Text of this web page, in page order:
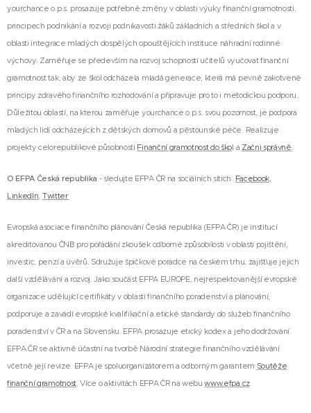
yourchance o.p.s. prosazuje potřebné změny v oblasti výuky finanční gramotnosti,
principech podnikání a rozvoji podnikavosti žáků základních a středních škol a v
oblasti integrace mladých dospělých opouštějících instituce náhradní rodinné
výchovy. Zaměřuje se především na rozvoj schopností učitelů vyučovat finanční
gramotnost tak, aby ze škol odcházela mladá generace, která má pevně zakotvené
principy zdravého finančního rozhodování a připravuje pro to i metodickou podporu.
Důležitou oblastí, na kterou zaměřuje yourchance o.p.s. svou pozornost, je podpora
mladých lidí odcházejících z dětských domovů a pěstounské péče. Realizuje
projekty celorepublikové působnosti Finanční gramotnost do škol a Začni správně.
O EFPA Česká republika - sledujte EFPA ČR na sociálních sítích: Facebook,
LinkedIn, Twitter
Evropská asociace finančního plánování Česká republika (EFPA ČR) je institucí
akreditovanou ČNB pro pořádání zkoušek odborné způsobilosti v oblasti pojištění,
investic, penzí a úvěrů. Sdružuje špičkové poradce na českém trhu, zajišťuje jejich
další vzdělávání a rozvoj. Jako součást EFPA EUROPE, nejrespektovanější evropské
organizace udělující certifikáty v oblasti finančního poradenství a plánování,
podporuje a zavádí evropské kvalifikační a etické standardy do služeb finančního
poradenství v ČR a na Slovensku. EFPA prosazuje etický kodex a jeho dodržování.
EFPA ČR se aktivně účastní na tvorbě Národní strategie finančního vzdělávání
včetně její revize. EFPA je spoluorganizátorem a odborným garantem Soutěže
finanční gramotnost. Více o aktivitách EFPA ČR na webuwww.efpa.cz.